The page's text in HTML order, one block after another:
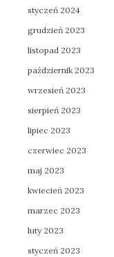
styczeń 2024
grudzień 2023
listopad 2023
październik 2023
wrzesień 2023
sierpień 2023
lipiec 2023
czerwiec 2023
maj 2023
kwiecień 2023
marzec 2023
luty 2023
styczeń 2023